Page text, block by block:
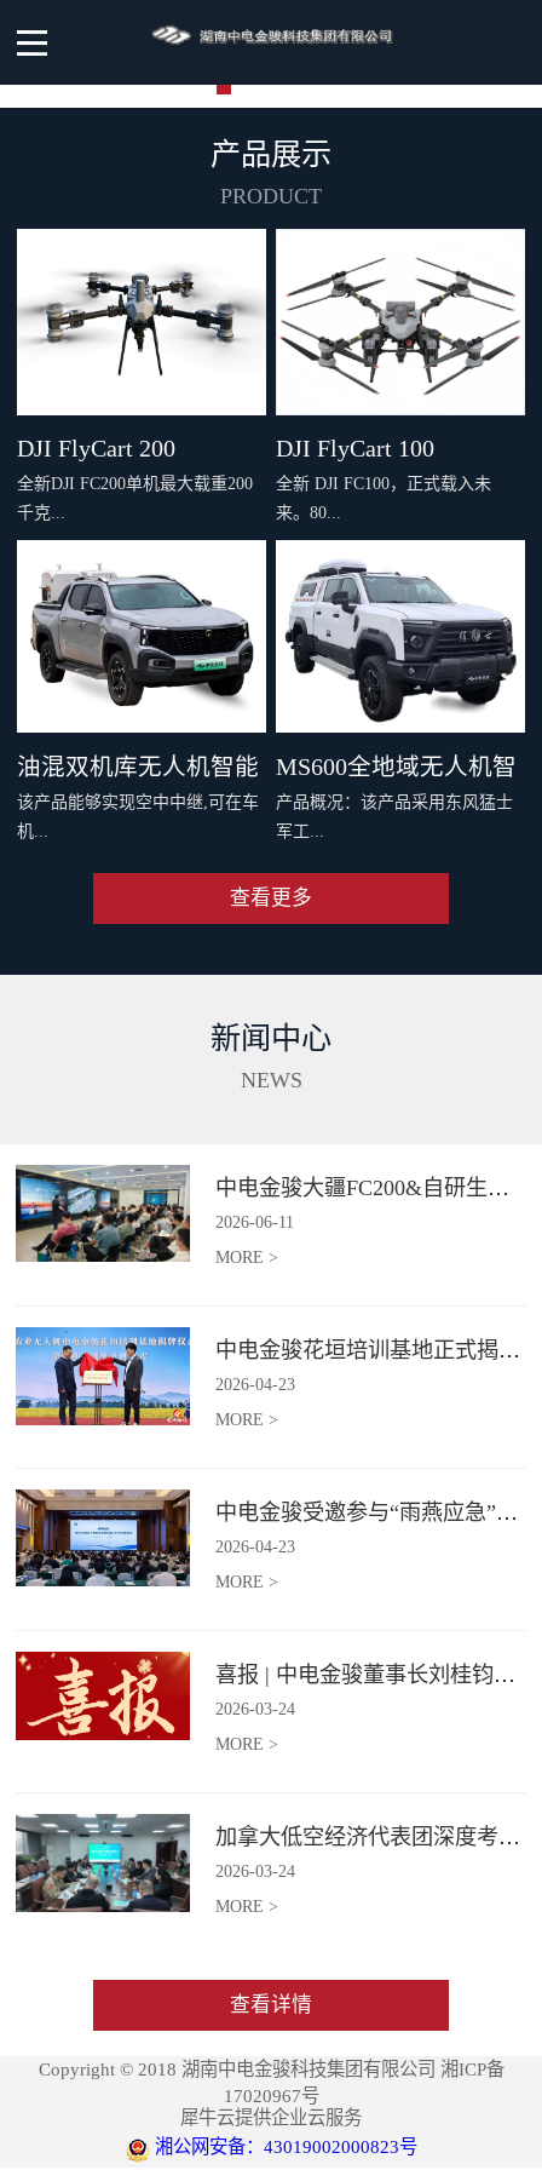
产品展示
PRODUCT
DJI FlyCart 200
全新DJI FC200单机最大载重200
千克...
，四机协同最大载重 600 千克。
支持双电和四电两种模式，还可
灵活选择旗舰空吊和 DL200 吊运
系统。支持40公里O4图传，远距
对复杂环境。双PSDK接口，支持
更多负载拓展。Delivery App、大
疆司运、全新大疆运服App，多
DJI FlyCart 100
全新 DJI FC100，正式载入未
来。80...
千克旗舰级载重，支持两种负载
系统，搭配丰富生态应用，重新
定义专业运载、突破更多场景界
限。智能安全系统与防护性能，
从容应对复杂场最全大候运输。
油混双机库无人机智能
巡检车（面议）
该产品能够实现空中中继,可在车
机...
机自动补能、无人机户外快速部
配出色的全地形通过能力,一举破
长、补能不便、作业范围受限、
站等场景提供高效巡检等服务。*
具体价格面议
MS600全地域无人机智
能巡检作业车（面议）
产品概况：该产品采用东风猛士
军工...
集成车载无人机巡检软硬件系
集、处理、分析及成果传输一体
5G+卫星双链路通讯功能，在全
与智能判。*具体价格面议
查看更多
新闻中心
NEWS
中电金骏大疆FC200&自研生态新品体验会圆满举办
2026-06-11
MORE >
中电金骏花垣培训基地正式揭牌 首期农业无人机培训班同步启动
2026-04-23
MORE >
中电金骏受邀参与“雨燕应急”2026年度会议 协同打造空中应急力量
2026-04-23
MORE >
喜报 | 中电金骏董事长刘桂钧获雷锋街道第四届“雷锋榜样”模范人物称号
2026-03-24
MORE >
加拿大低空经济代表团深度考察中电金骏
2026-03-24
MORE >
查看详情
Copyright © 2018 湖南中电金骏科技集团有限公司 湘ICP备
17020967号
犀牛云提供企业云服务
湘公网安备：43019002000823号